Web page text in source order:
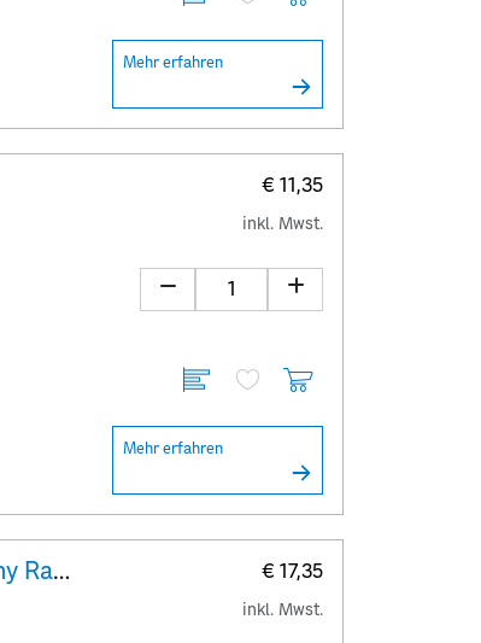
Mehr erfahren
€ 11,35
inkl. Mwst.
Mehr erfahren
Crypto stamp Briefmarken-Set Ronny Ratel € 17,35
inkl. Mwst.